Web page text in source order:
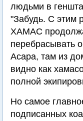
людьми в
"Забудь. С этим
ХАМАС
перебрасывать
Асара, там из
видно как
полной
Но самое
подписанных